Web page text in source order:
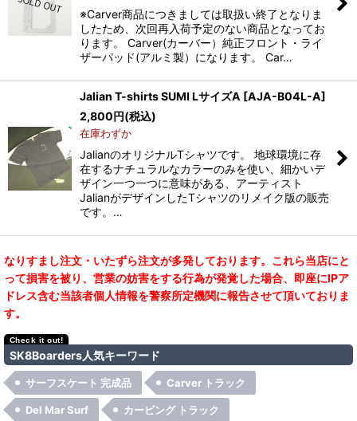
※Carver商品につきましては取扱い終了となりま
したため、次回再入荷予定のない商品となってお
ります。 Carver(カーバー）純正フロント・ライ
ザーパッド(アルミ製）になります。 Car…
Jalian T-shirts SUMI LサイズA [AJA-B04L-A]
2,800円(税込)
在庫わずか
JalianのオリジナルTシャツです。 地球環境に存
在するナチュラルなカラーのみを使い、細かいデ
ザイン一つ一つに意味がある、アーティスト
JalianがデザインしたTシャツのリメイク版の販売
です。…
なりすまし注文・いたずら注文が多発しております。これら当店にと
って損害を被り、営業の妨害をする行為が発覚した場合、即座にIPア
ドレス含む当該者個人情報を警察所定機関に報告させて頂いておりま
す。
SK8Boarders人気キーワード
サーフスケート 完成品 Carver トラック
Del Mar Surf カービング トラック